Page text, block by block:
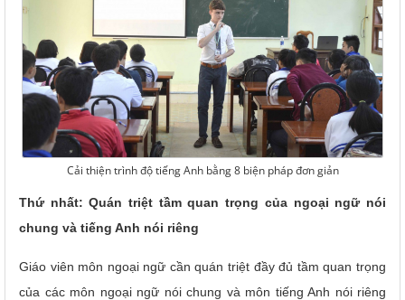
Cải thiện trình độ tiếng Anh bằng 8 biện pháp đơn giản
Thứ nhất: Quán triệt tầm quan trọng của ngoại ngữ nói
chung và tiếng Anh nói riêng
Giáo viên môn ngoại ngữ cần quán triệt đầy đủ tầm quan trọng
của các môn ngoại ngữ nói chung và môn tiếng Anh nói riêng